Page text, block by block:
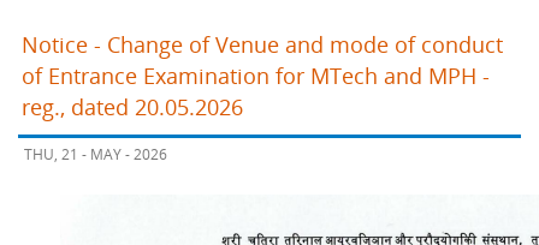
Notice - Change of Venue and mode of conduct
of Entrance Examination for MTech and MPH -
reg., dated 20.05.2026
THU, 21 - MAY - 2026